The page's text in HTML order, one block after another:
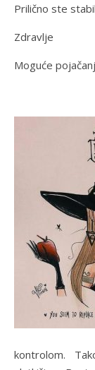
Prilično ste
Zdravlje
Moguće
kontrolom.